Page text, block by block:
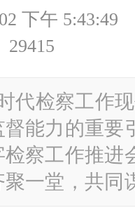
02 下午
29415
代检察工作
督能力的重要
检察工作推进
聚一堂，共